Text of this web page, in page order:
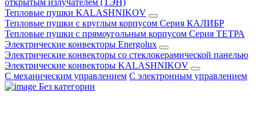
открытым излучателем (ТЭН)
Тепловые пушки KALASHNIKOV
Тепловые пушки с круглым корпусом Серия КАЛИБР
Тепловые пушки с прямоугольным корпусом Серия ТЕТРА
Электрические конвекторы Energolux
Электрические конвекторы со стеклокерамической панелью
Электрические конвекторы KALASHNIKOV
С механическим управлением С электронным управлением
Без категории